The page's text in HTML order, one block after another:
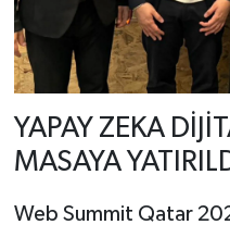
YAPAY ZEKA
MASAYA
Web Summit Qatar